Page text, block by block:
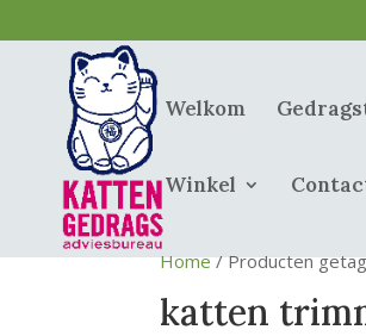
Welkom
Winkel
Home/ Producten
katten